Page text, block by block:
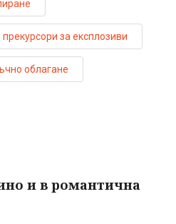
прекурсори за експлозиви
облагане
и в романтична